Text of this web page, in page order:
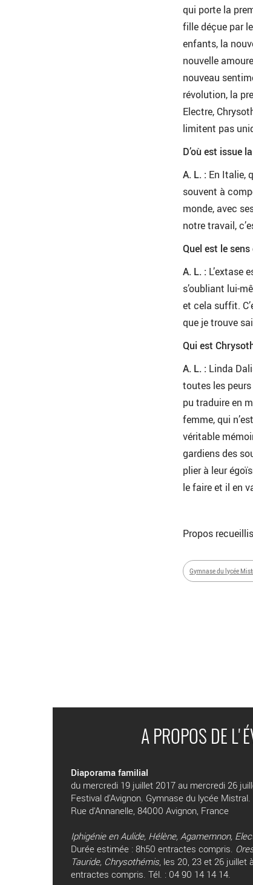
qui porte la
fille déçue par
enfants, la
nouvelle
nouveau
révolution, la
Electre,
limitent pas
D’où est issue
A. L. : En Italie,
souvent à
monde, avec
notre travail,
Quel est le
A. L. : L’extase
s’oubliant lui-
et cela suffit.
que je trouve
Qui est
A. L. : Linda
toutes les
pu traduire en
femme, qui
véritable
gardiens des
plier à leur
le faire et il en
Propos
Gymnase du lycée
A PROPOS DE
Diaporama familial
du mercredi 19 juillet 2017 au mercredi 26
Festival d'Avignon. Gymnase du lycée Mistral.
Rue d'Annanelle, 84000 Avignon, France
Iphigénie en Aulide, Hélène, Agamemnon,
Durée estimée : 8h50 entractes compris.
Tauride, Chrysothémis, les 20, 23 et 26 juillet
entractes compris. Tél. : 04 90 14 14 14.